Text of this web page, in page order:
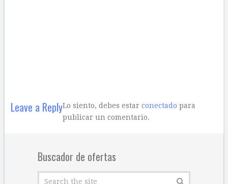
Leave a ReplyLo siento, debes estar conectado para
publicar un comentario.
Buscador de ofertas